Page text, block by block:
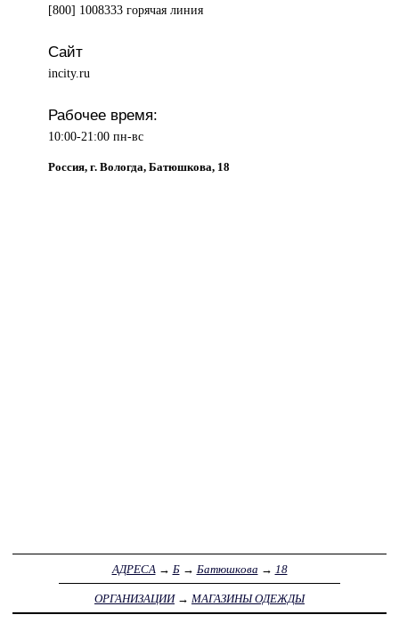
[800] 1008333 горячая линия
Сайт
incity.ru
Рабочее время:
10:00-21:00 пн-вс
Россия, г. Вологда, Батюшкова, 18
АДРЕСА → Б→ Батюшкова → 18
ОРГАНИЗАЦИИ→ МАГАЗИНЫ ОДЕЖДЫ